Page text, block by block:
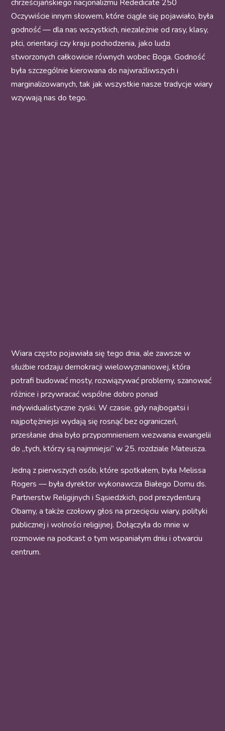
chrześcijańskiego nacjonalizmu Rededicate 250
Oczywiście innym słowem, które ciągle się pojawiało, była
godność — dla nas wszystkich, niezależnie od rasy, klasy,
płci, orientacji czy kraju pochodzenia, jako ludzi
stworzonych całkowicie równych wobec Boga. Godność
była szczególnie kierowana do najwrażliwszych i
marginalizowanych, tak jak wszystkie nasze tradycje wiary
wzywają nas do tego.
Wiara często pojawiała się tego dnia, ale zawsze w
służbie rodzaju demokracji wielowyznaniowej, która
potrafi budować mosty, rozwiązywać problemy, szanować
różnice i przywracać wspólne dobro ponad
indywidualistyczne zyski. W czasie, gdy najbogatsi i
najpotężniejsi wydają się rosnąć bez ograniczeń,
przesłanie dnia było przypomnieniem wezwania ewangelii
do „tych, którzy są najmniejsi” w 25. rozdziale Mateusza.
Jedną z pierwszych osób, które spotkałem, była Melissa
Rogers — była dyrektor wykonawcza Białego Domu ds.
Partnerstw Religijnych i Sąsiedzkich, pod prezydenturą
Obamy, a także czołowy głos na przecięciu wiary, polityki
publicznej i wolności religijnej. Dołączyła do mnie w
rozmowie na podcast o tym wspaniałym dniu i otwarciu
centrum.